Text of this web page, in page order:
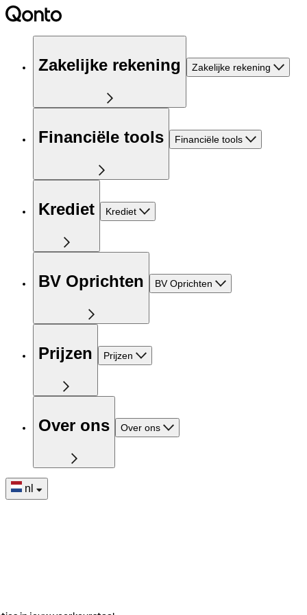
Zakelijke rekening Zakelijke rekening
Financiële tools Financiële tools
Krediet Krediet
BV Oprichten BV Oprichten
Prijzen Prijzen
Over ons Over ons
nl